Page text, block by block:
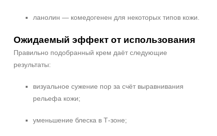
ланолин — комедогенен для некоторых типов кожи.
Ожидаемый эффект от использования
Правильно подобранный крем даёт следующие
результаты:
визуальное сужение пор за счёт выравнивания
рельефа кожи;
уменьшение блеска в Т‑зоне;